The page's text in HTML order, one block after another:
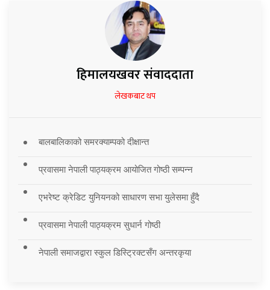
हिमालयखवर संवाददाता
लेखकबाट थप
बालबालिकाको समरक्याम्पको दीक्षान्त
प्रवासमा नेपाली पाठ्यक्रम आयोजित गोष्ठी सम्पन्न
एभरेष्ट क्रेडिट युनियनको साधारण सभा युलेसमा हुँदै
प्रवासमा नेपाली पाठ्यक्रम सुधार्न गोष्ठी
नेपाली समाजद्वारा स्कुल डिस्ट्रिक्टसँग अन्तरकृया